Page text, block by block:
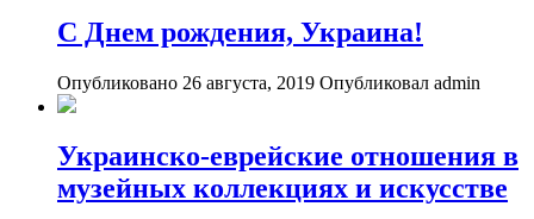
С Днем рождения, Украина!
Опубликовано 26 августа, 2019 Опубликовал admin
Украинско-еврейские отношения в
музейных коллекциях и искусстве